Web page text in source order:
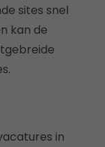
sites snel
kan de
in